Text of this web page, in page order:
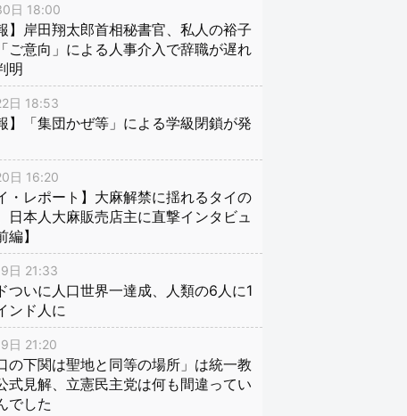
日 18:00
】岸田翔太郎首相秘書官、私人の裕子
ご意向」による人事介入で辞職が遅れ
明
日 18:53
】「集団かぜ等」による学級閉鎖が発
日 16:20
・レポート】大麻解禁に揺れるタイの
日本人大麻販売店主に直撃インタビュ
編】
日 21:33
ついに人口世界一達成、人類の6人に1
ンド人に
日 21:20
の下関は聖地と同等の場所」は統一教
式見解、立憲民主党は何も間違ってい
でした